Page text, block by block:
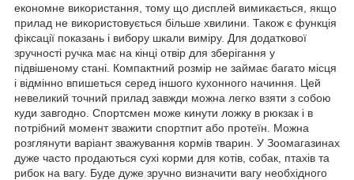
економне використання, тому що дисплей вимикається, якщо
прилад не використовується більше хвилини. Також є функція
фіксації показань і вибору шкали виміру. Для додаткової
зручності ручка має на кінці отвір для зберігання у
підвішеному стані. Компактний розмір не займає багато місця
і відмінно впишеться серед іншого кухонного начиння. Цей
невеликий точний прилад завжди можна легко взяти з собою
куди завгодно. Спортсмен може кинути ложку в рюкзак і в
потрібний момент зважити спортпит або протеїн. Можна
розглянути варіант зважування кормів тварин. У Зоомагазинах
дуже часто продаються сухі корми для котів, собак, птахів та
рибок на вагу. Буде дуже зручно визначити вагу необхідного